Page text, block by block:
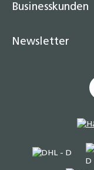
Businesskunden
Newsletter